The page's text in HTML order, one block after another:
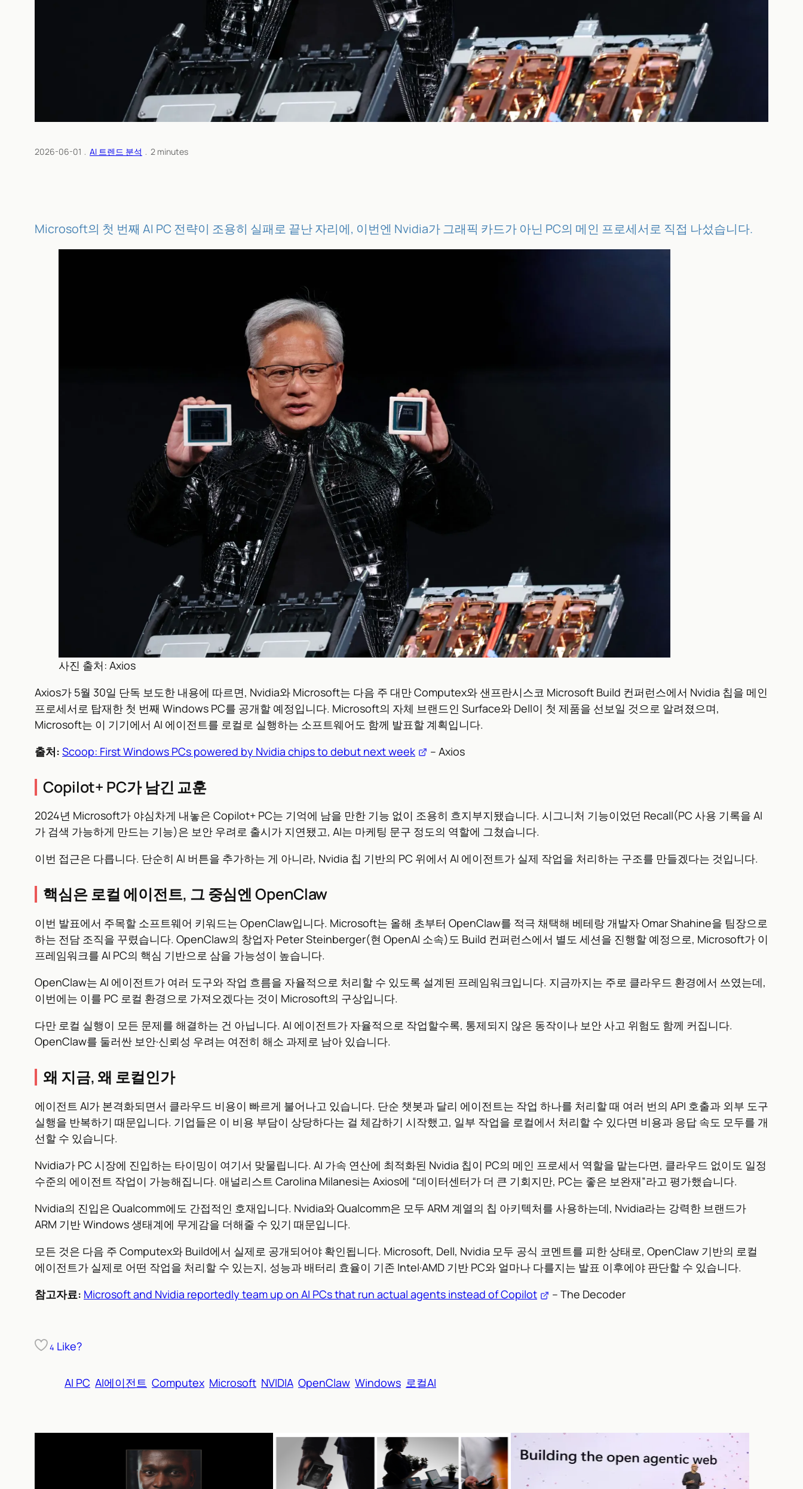
2026-06-01 ﹒ AI 트렌드 분석 ﹒ 2 minutes
Microsoft의 첫 번째 AI PC 전략이 조용히 실패로 끝난 자리에, 이번엔 Nvidia가 그래픽 카드가 아닌 PC의 메인 프로세서로 직접 나섰습니다.
사진 출처: Axios
Axios가 5월 30일 단독 보도한 내용에 따르면, Nvidia와 Microsoft는 다음 주 대만 Computex와 샌프란시스코 Microsoft Build 컨퍼런스에서 Nvidia 칩을 메인
프로세서로 탑재한 첫 번째 Windows PC를 공개할 예정입니다. Microsoft의 자체 브랜드인 Surface와 Dell이 첫 제품을 선보일 것으로 알려졌으며,
Microsoft는 이 기기에서 AI 에이전트를 로컬로 실행하는 소프트웨어도 함께 발표할 계획입니다.
출처: Scoop: First Windows PCs powered by Nvidia chips to debut next week – Axios
Copilot+ PC가 남긴 교훈
2024년 Microsoft가 야심차게 내놓은 Copilot+ PC는 기억에 남을 만한 기능 없이 조용히 흐지부지됐습니다. 시그니처 기능이었던 Recall(PC 사용 기록을 AI
가 검색 가능하게 만드는 기능)은 보안 우려로 출시가 지연됐고, AI는 마케팅 문구 정도의 역할에 그쳤습니다.
이번 접근은 다릅니다. 단순히 AI 버튼을 추가하는 게 아니라, Nvidia 칩 기반의 PC 위에서 AI 에이전트가 실제 작업을 처리하는 구조를 만들겠다는 것입니다.
핵심은 로컬 에이전트, 그 중심엔 OpenClaw
이번 발표에서 주목할 소프트웨어 키워드는 OpenClaw입니다. Microsoft는 올해 초부터 OpenClaw를 적극 채택해 베테랑 개발자 Omar Shahine을 팀장으로
하는 전담 조직을 꾸렸습니다. OpenClaw의 창업자 Peter Steinberger(현 OpenAI 소속)도 Build 컨퍼런스에서 별도 세션을 진행할 예정으로, Microsoft가 이
프레임워크를 AI PC의 핵심 기반으로 삼을 가능성이 높습니다.
OpenClaw는 AI 에이전트가 여러 도구와 작업 흐름을 자율적으로 처리할 수 있도록 설계된 프레임워크입니다. 지금까지는 주로 클라우드 환경에서 쓰였는데,
이번에는 이를 PC 로컬 환경으로 가져오겠다는 것이 Microsoft의 구상입니다.
다만 로컬 실행이 모든 문제를 해결하는 건 아닙니다. AI 에이전트가 자율적으로 작업할수록, 통제되지 않은 동작이나 보안 사고 위험도 함께 커집니다.
OpenClaw를 둘러싼 보안·신뢰성 우려는 여전히 해소 과제로 남아 있습니다.
왜 지금, 왜 로컬인가
에이전트 AI가 본격화되면서 클라우드 비용이 빠르게 불어나고 있습니다. 단순 챗봇과 달리 에이전트는 작업 하나를 처리할 때 여러 번의 API 호출과 외부 도구
실행을 반복하기 때문입니다. 기업들은 이 비용 부담이 상당하다는 걸 체감하기 시작했고, 일부 작업을 로컬에서 처리할 수 있다면 비용과 응답 속도 모두를 개
선할 수 있습니다.
Nvidia가 PC 시장에 진입하는 타이밍이 여기서 맞물립니다. AI 가속 연산에 최적화된 Nvidia 칩이 PC의 메인 프로세서 역할을 맡는다면, 클라우드 없이도 일정
수준의 에이전트 작업이 가능해집니다. 애널리스트 Carolina Milanesi는 Axios에 “데이터센터가 더 큰 기회지만, PC는 좋은 보완재”라고 평가했습니다.
Nvidia의 진입은 Qualcomm에도 간접적인 호재입니다. Nvidia와 Qualcomm은 모두 ARM 계열의 칩 아키텍처를 사용하는데, Nvidia라는 강력한 브랜드가
ARM 기반 Windows 생태계에 무게감을 더해줄 수 있기 때문입니다.
모든 것은 다음 주 Computex와 Build에서 실제로 공개되어야 확인됩니다. Microsoft, Dell, Nvidia 모두 공식 코멘트를 피한 상태로, OpenClaw 기반의 로컬
에이전트가 실제로 어떤 작업을 처리할 수 있는지, 성능과 배터리 효율이 기존 Intel·AMD 기반 PC와 얼마나 다를지는 발표 이후에야 판단할 수 있습니다.
참고자료: Microsoft and Nvidia reportedly team up on AI PCs that run actual agents instead of Copilot – The Decoder
4 Like?
AI PC AI에이전트 Computex Microsoft NVIDIA OpenClaw Windows 로컬AI